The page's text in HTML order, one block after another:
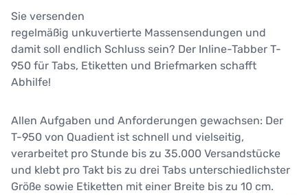
Sie versenden
regelmäßig unkuvertierte Massensendungen und
damit soll endlich Schluss sein? Der Inline-Tabber T-
950 für Tabs, Etiketten und Briefmarken schafft
Abhilfe!
Allen Aufgaben und Anforderungen gewachsen: Der
T-950 von Quadient ist schnell und vielseitig,
verarbeitet pro Stunde bis zu 35.000 Versandstücke
und klebt pro Takt bis zu drei Tabs unterschiedlichster
Größe sowie Etiketten mit einer Breite bis zu 10 cm.